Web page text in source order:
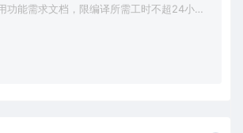
功能需求文档，限编译所需工时不超24小